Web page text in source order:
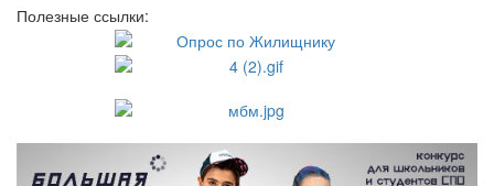
Полезные ссылки: